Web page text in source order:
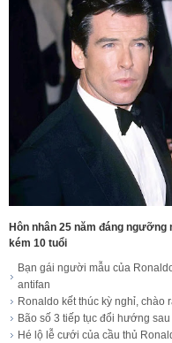
Hôn nhân 25 năm đáng
kém 10 tuổi
Bạn gái người mẫu của
antifan
Ronaldo kết thúc kỳ nghỉ, chào
Bão số 3 tiếp tục đổi hướng
Hé lộ lễ cưới của cầu thủ